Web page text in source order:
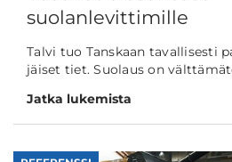
suolanlevittimille
Talvi tuo Tanskaan tavallisesti
jäiset tiet. Suolaus on
Jatka lukemista